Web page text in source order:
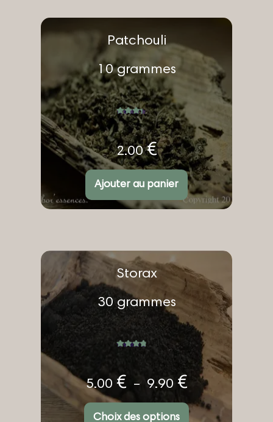
Patchouli
10 grammes
Note
4.33sur
5
2.00€
Ajouter au panier
Storax
30 grammes
4.98
5.00 € – 9.90 €Plage
de
prix :
Choix des options
Ce
produit
plusieurs
variations.
Les
options
peuvent
être
choisies
page